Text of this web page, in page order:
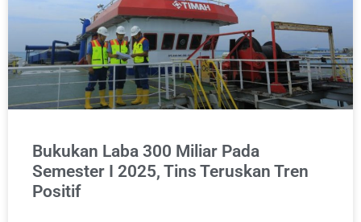
Bukukan Laba 300 Miliar Pada
Semester I 2025, Tins Teruskan Tren
Positif